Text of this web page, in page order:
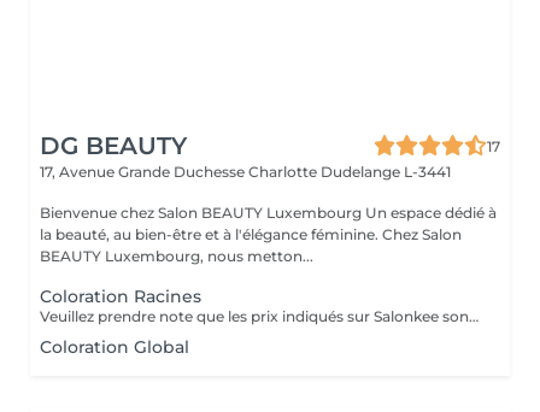
DG BEAUTY
17
17, Avenue Grande Duchesse Charlotte Dudelange L-3441
Bienvenue chez Salon BEAUTY Luxembourg Un espace dédié à
la beauté, au bien-être et à l'élégance féminine. Chez Salon
BEAUTY Luxembourg, nous metton...
Coloration Racines
Veuillez prendre note que les prix indiqués sur Salonkee sont communiqués à titre informatif et s'entendent de base. Ces derniers sont susceptibles de varier selon le diagnostic réalisé à votre arrivée au salon et l'expertise du professionnel à qui vous confiez votre beauté. Dans tous les cas, un devis précis vous sera proposé et toutes réalisations de prestations seront effectuées avec votre accord. Un grand merci d'avance pour votre compréhension. Au plaisir de vous recevoir très vite.
Coloration Global